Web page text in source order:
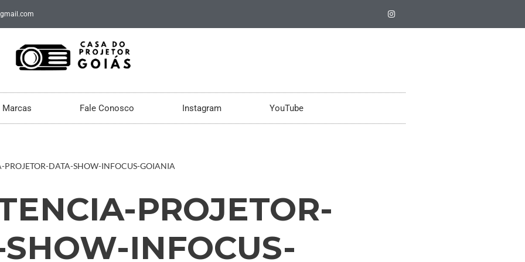
Marcas Fale Conosco Instagram YouTube
PROJETOR-DATA-SHOW-INFOCUS-GOIANIA
PROJETOR-
INFOCUS-